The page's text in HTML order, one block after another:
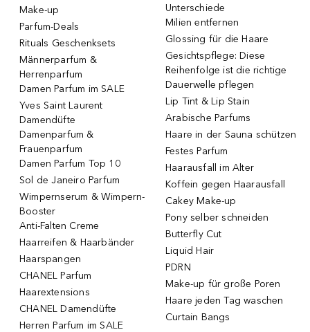
Make-up
Parfum-Deals
Rituals Geschenksets
Männerparfum &
Herrenparfum
Damen Parfum im SALE
Yves Saint Laurent
Damendüfte
Damenparfum &
Frauenparfum
Damen Parfum Top 10
Sol de Janeiro Parfum
Wimpernserum & Wimpern-
Booster
Anti-Falten Creme
Haarreifen & Haarbänder
Haarspangen
CHANEL Parfum
Haarextensions
CHANEL Damendüfte
Herren Parfum im SALE
Unterschiede
Milien entfernen
Glossing für die Haare
Gesichtspflege: Diese
Reihenfolge ist die richtige
Dauerwelle pflegen
Lip Tint & Lip Stain
Arabische Parfums
Haare in der Sauna schützen
Festes Parfum
Haarausfall im Alter
Koffein gegen Haarausfall
Cakey Make-up
Pony selber schneiden
Butterfly Cut
Liquid Hair
PDRN
Make-up für große Poren
Haare jeden Tag waschen
Curtain Bangs